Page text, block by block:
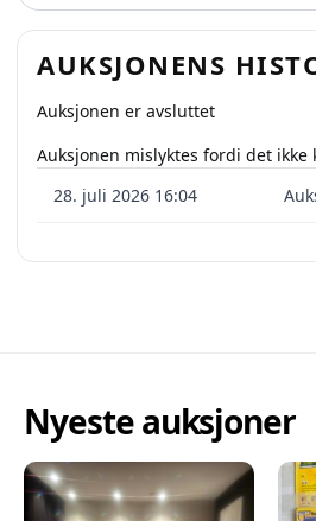
AUKSJONENS
Auksjonen er avsluttet
Auksjonen mislyktes fordi det ikke
28. juli 2026 16:04
Nyeste auksjoner